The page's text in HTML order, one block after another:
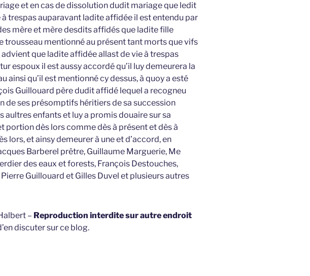
et en cas de dissolution dudit mariage que ledit
trespas auparavant ladite affidée il est entendu par
mère et mère desdits affidés que ladite fille
trousseau mentionné au présent tant morts que vifs
advient que ladite affidée allast de vie à trespas
espoux il est aussy accordé qu’il luy demeurera la
ainsi qu’il est mentionné cy dessus, à quoy a esté
Guillouard père dudit affidé lequel a recogneu
de ses présomptifs héritiers de sa succession
aultres enfants et luy a promis douaire sur sa
portion dès lors comme dès à présent et dès à
lors, et ainsy demeurer à une et d’accord, en
Barberel prêtre, Guillaume Marguerie, Me
des eaux et forests, François Destouches,
Guillouard et Gilles Duvel et plusieurs autres
– Reproduction interdite sur autre endroit
discuter sur ce blog.